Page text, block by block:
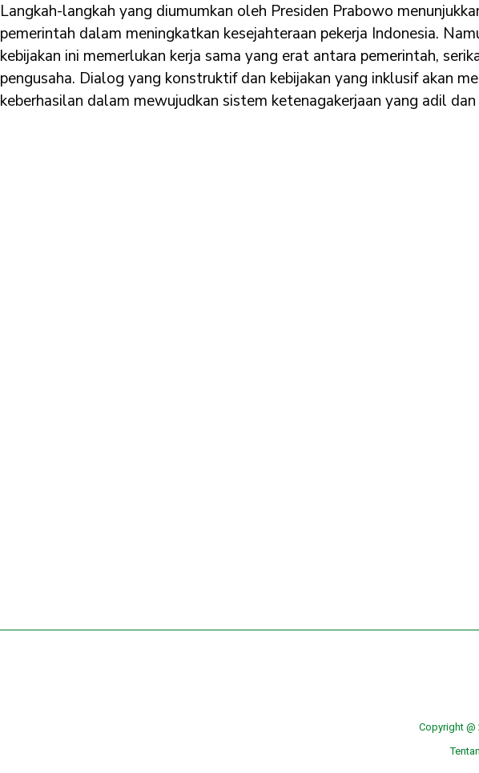
Langkah-langkah yang diumumkan oleh Presiden Prabowo
pemerintah dalam meningkatkan kesejahteraan pekerja Indonesia.
kebijakan ini memerlukan kerja sama yang erat antara pemerintah,
pengusaha. Dialog yang konstruktif dan kebijakan yang inklusif akan
keberhasilan dalam mewujudkan sistem ketenagakerjaan yang adil
Copyright @